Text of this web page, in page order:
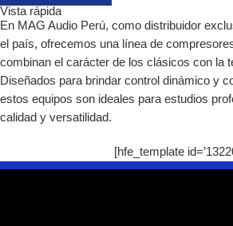
Vista rápida
En MAG Audio Perú, como distribuidor
el país, ofrecemos una línea de
combinan el carácter de los clásicos con la
Diseñados para brindar control dinámico y
estos equipos son ideales para estudios
calidad y versatilidad.
[hfe_template